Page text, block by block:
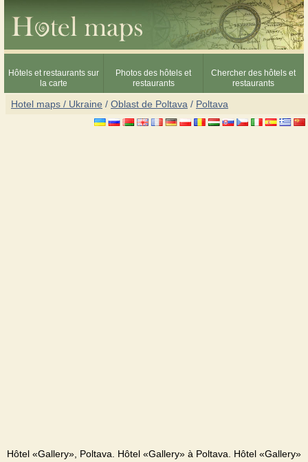
Hôtels et restaurants sur
la carte
Photos des hôtels et
restaurants
Chercher des hôtels et
restaurants
Hotel maps / Ukraine / Oblast de Poltava / Poltava
Hôtel «Gallery», Poltava. Hôtel «Gallery» à Poltava. Hôtel «Gallery»